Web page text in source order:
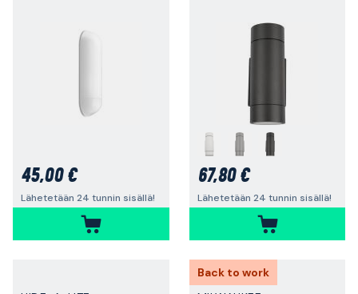
45,00 €
Lähetetään 24 tunnin sisällä!
67,80 €
Lähetetään 24 tunnin sisällä!
Back to work